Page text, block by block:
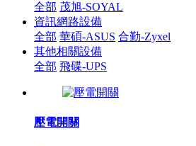
全部 茂旭-SOYAL
資訊網路設備
全部 華碩-ASUS 合勤-Zyxel
其他相關設備
全部 飛碟-UPS
壓電開關